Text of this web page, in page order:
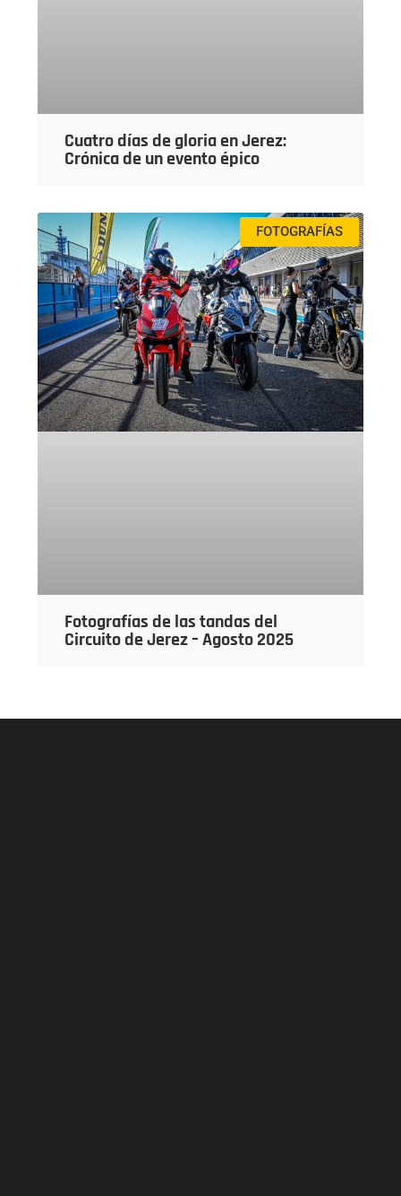
Cuatro días de gloria en Jerez:
Crónica de un evento épico
FOTOGRAFÍAS
Fotografías de las tandas del
Circuito de Jerez – Agosto 2025